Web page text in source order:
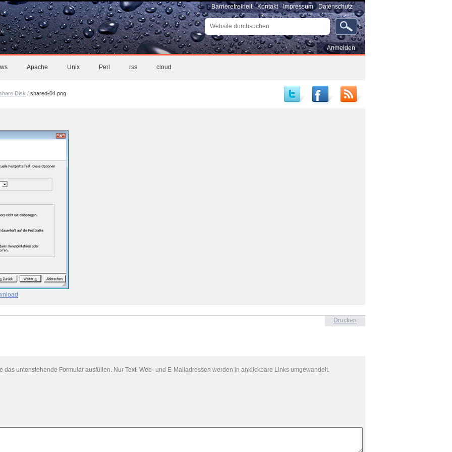
Website
durchsuchen
Erweiterte
Suche…
Barrierefreiheit Kontakt Impressum Datenschutz
Benutzerspezifische
Werkzeuge
Anmelden
Apache Unix Perl rss cloud
Disk / shared-04.png
Drucken
untenstehende Formular ausfüllen. Nur Text. Web- und E-Mailadressen werden in anklickbare Links umgewandelt.